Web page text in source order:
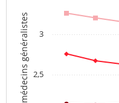
APL des médecins généralistes 2,5
3